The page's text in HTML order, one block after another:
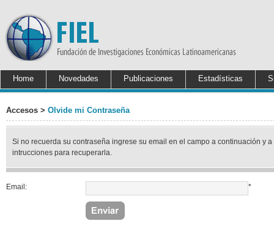
Home Novedades Publicaciones Estadísticas
Accesos > Olvide mi Contraseña
Si no recuerda su contraseña ingrese su email en el campo a continuación y
intrucciones para recuperarla.
Email: *